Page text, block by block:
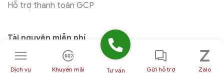
Hỗ trợ thanh toán GCP
Tài nguyên miễn phí
Google Slides
Dịch vụ Khuyến mãi Tư vấn Gửi hỗ trợ Zalo